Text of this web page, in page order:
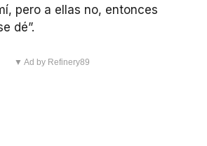
pero a ellas no, entonces
dé”.
▼ Ad by Refinery89